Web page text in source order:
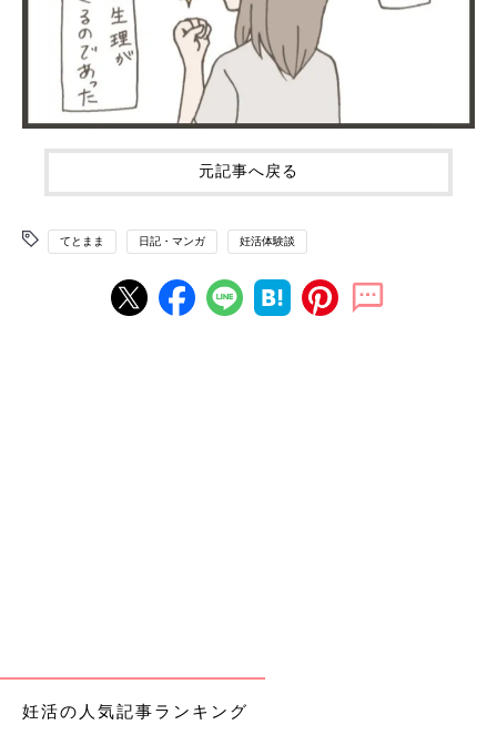
元記事へ戻る
てとまま 日記・マンガ 妊活体験談
妊活の人気記事ランキング